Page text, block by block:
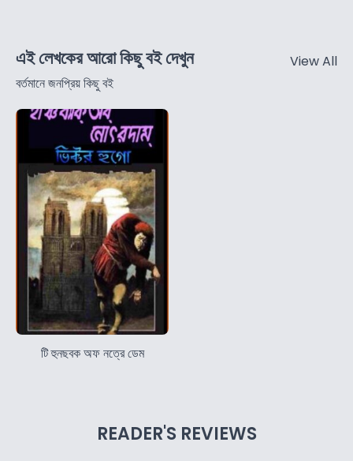
এই লেখকের আরো কিছু বই দেখুন
বর্তমানে জনপ্রিয় কিছু বই
View All
টি হুনছবক অফ নত্রে ডেম
READER'S REVIEWS